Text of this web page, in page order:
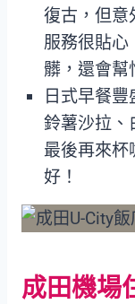
復古，但意
服務很貼心
髒，還會幫
日式早餐
鈴薯沙拉、
最後再來杯
好！
成田機場